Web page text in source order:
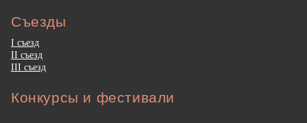
Съезды
I съезд
II съезд
III съезд
Конкурсы и фестивали